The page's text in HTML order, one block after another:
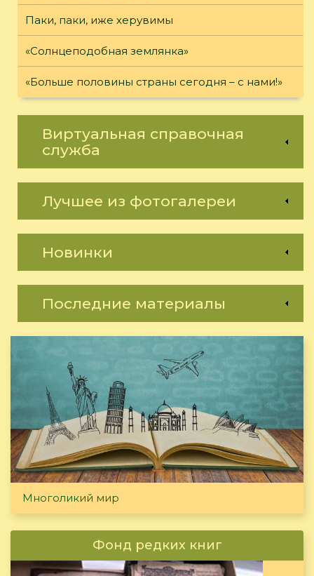
Паки, паки, иже херувимы
«Солнцеподобная землянка»
«Больше половины страны сегодня – с нами!»
Виртуальная справочная
служба
Лучшее из фотогалереи
Новинки
Последние материалы
Многоликий мир
Фонд редких книг